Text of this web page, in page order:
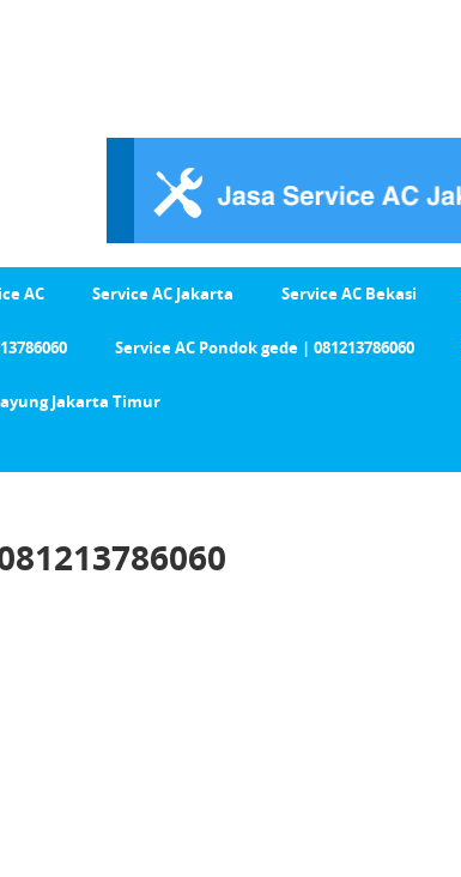
AC Service AC Jakarta Service AC Bekasi
Service AC Pondok gede | 081213786060
Jakarta Timur